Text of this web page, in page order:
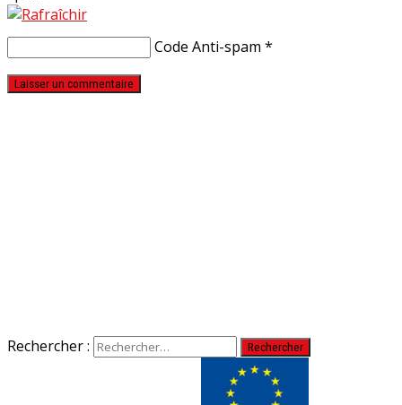
Code Anti-spam *
Rechercher :